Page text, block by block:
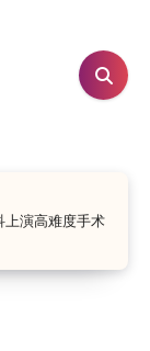
上演高难度手术